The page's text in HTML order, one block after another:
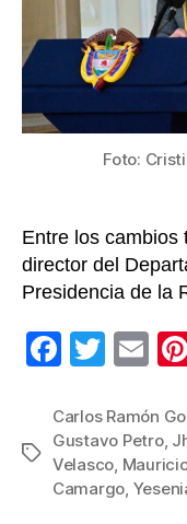
Foto:
Entre los cambios
director del
Presidencia de la
F
c
e
b
T
tt
er
E
ail
Etiquetas
Carlos Ramón
Gustavo Petro,
Velasco
Camargo